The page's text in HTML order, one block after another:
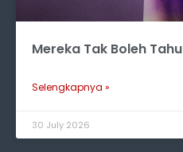
Mereka Tak Boleh Tahu
Selengkapnya »
30 July 2026